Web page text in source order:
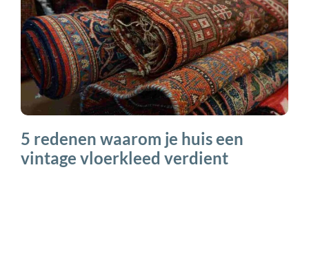
5 redenen waarom je huis een
vintage vloerkleed verdient